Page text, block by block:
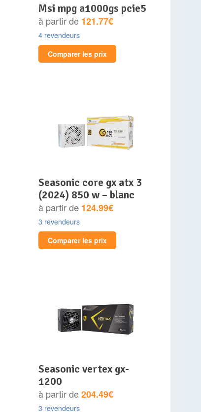
msi mpg a1000gs pcie5
à partir de 121.77€
4 revendeurs
Comparer les prix
seasonic core gx atx 3
(2024) 850 w – blanc
à partir de 124.99€
3 revendeurs
Comparer les prix
seasonic vertex gx-
1200
à partir de204.49€
3 revendeurs